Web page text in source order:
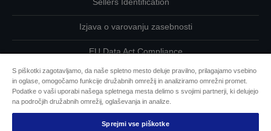
Izjava o varovanju zasebnosti
EU Data Act Compliance
Kontaktirajte nas glede svojih podatkov
Informacije o piškotkih
Epsonova zavezanost dostopnosti
S piškotki zagotavljamo, da naše spletno mesto deluje pravilno, prilagajamo vsebino
in oglase, omogočamo funkcije družabnih omrežij in analiziramo omrežni promet.
Podatke o vaši uporabi našega spletnega mesta delimo s svojimi partnerji, ki delujejo
na področjih družabnih omrežij, oglaševanja in analize.
Sprejmi vse piškotke